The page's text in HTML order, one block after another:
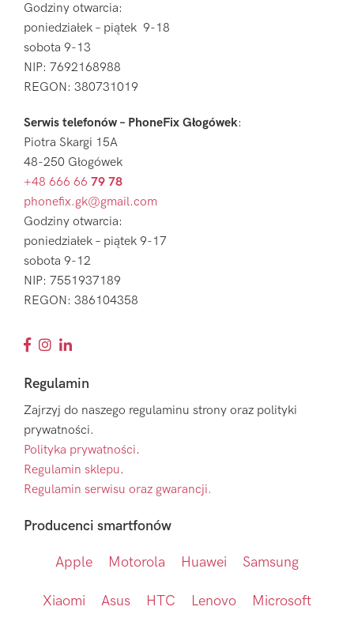
Godziny otwarcia:
poniedziałek – piątek 9-18
sobota 9-13
NIP: 7692168988
REGON: 380731019
Serwis telefonów – PhoneFix Głogówek:
Piotra Skargi 15A
48-250 Głogówek
+48 666 66 79 78
phonefix.gk@gmail.com
Godziny otwarcia:
poniedziałek – piątek 9-17
sobota 9-12
NIP: 7551937189
REGON: 386104358
Regulamin
Zajrzyj do naszego regulaminu strony oraz polityki
prywatności.
Polityka prywatności.
Regulamin sklepu.
Regulamin serwisu oraz gwarancji.
Producenci smartfonów
Apple Motorola Huawei Samsung
Xiaomi Asus HTC Lenovo Microsoft